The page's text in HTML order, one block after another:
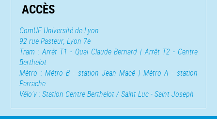
ACCÈS
ComUE Université de Lyon
92 rue Pasteur, Lyon 7e
Tram : Arrêt T1 - Quai Claude Bernard | Arrêt T2 - Centre
Berthelot
Métro : Métro B - station Jean Macé | Métro A - station
Perrache
Vélo’v : Station Centre Berthelot / Saint Luc - Saint Joseph